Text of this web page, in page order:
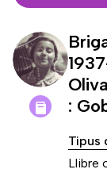
:
Tipus
Llibre